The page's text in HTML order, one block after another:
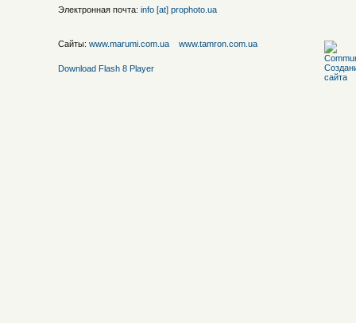
Электронная почта: info [at] prophoto.ua
Сайты: www.marumi.com.ua www.tamron.com.ua
Download Flash 8 Player